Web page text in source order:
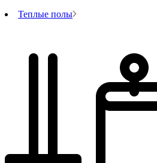
Теплые полы